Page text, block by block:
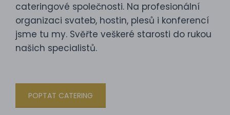
cateringové společnosti. Na profesionální
organizaci svateb, hostin, plesů i konferencí
jsme tu my. Svěřte veškeré starosti do rukou
našich specialistů.
POPTAT CATERING